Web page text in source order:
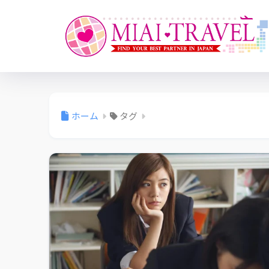
ホーム タグ